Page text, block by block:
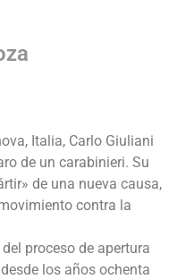
Italia, Carlo Giuliani
de un carabinieri. Su
de una nueva causa,
contra la
proceso de apertura
los años ochenta